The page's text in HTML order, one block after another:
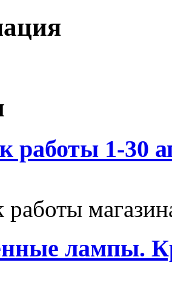
работы 1-30
работы
лампы.